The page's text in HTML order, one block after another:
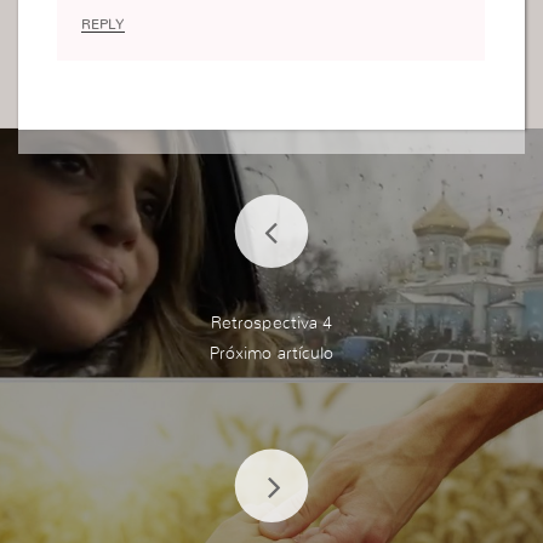
MOMENTOS INOLVIDABLES,
Un Alma Pensante Lo
Exteriorizó y Su
Dulzura la Llevó a
Postearlo : Mónica.
●»SIEMPRE SOY
FELIZ».
Aquella mañana de Mayo , ella
se enamoró aún más de él: SUS
OJOS LLENOS DE LÁGRIMAS
Y SU BOCA QUE DIJO: – ¡ TE AMO!
Erudita en Geografía.
MUJERES LLENAS DE VIDA
E HISTORIAS : ¡GRACIAS!
Inspiración VIVA &
versus
Decisiones
«TODO EL TIEMPO
ELEGIMOS, LA VIDA
SIEMPRE TIENE RIESGOS».
Textual
Implica
‘DETENERME PARA…’ Salga bien o
INFLUENCIAS NO deben
En líneas generales, las
DECISIONES resultan ‘más’
MECÁNICAS que las
REPLY
Retrospectiva 4